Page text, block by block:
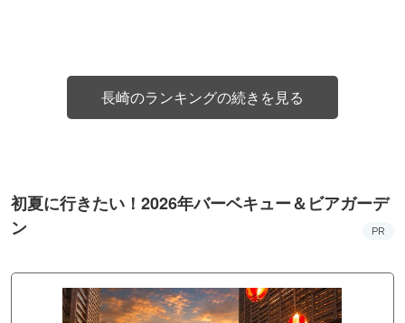
長崎のランキングの続きを見る
初夏に行きたい！2026年バーベキュー＆ビアガーデ
ン
PR